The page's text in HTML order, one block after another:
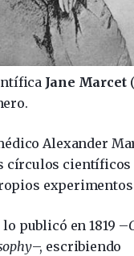
Jane Marcet
Alexander
círculos científicos
publicó en 1819 –
–, escribiendo